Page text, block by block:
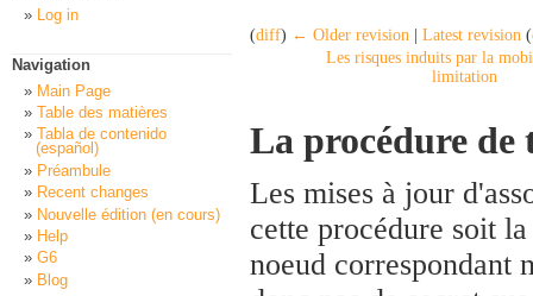
(diff) ← Older revision Latest revision (
Les risques induits par la
limitation
La procédure de
Les mises à jour
cette procédure soit
noeud correspondant
Log in
Navigation
Main Page
Table des matières
Tabla de contenido
(español)
Préambule
Recent changes
Nouvelle édition (en cours)
Help
G6
Blog